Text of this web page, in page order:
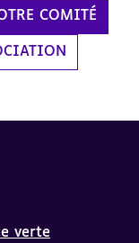
COMITÉ
verte